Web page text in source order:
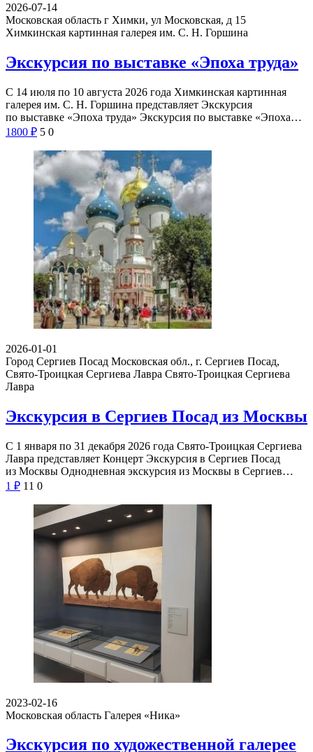
2026-07-14
Московская область г Химки, ул Московская, д 15
Химкинская картинная галерея им. С. Н. Горшина
Экскурсия по выставке «Эпоха труда»
С 14 июля по 10 августа 2026 года Химкинская картинная
галерея им. С. Н. Горшина представляет Экскурсия
по выставке «Эпоха труда» Экскурсия по выставке «Эпоха…
1800 ₽ 5 0
2026-01-01
Город Сергиев Посад Московская обл., г. Сергиев Посад,
Свято-Троицкая Сергиева Лавра Свято-Троицкая Сергиева
Лавра
Экскурсия в Сергиев Посад из Москвы
С 1 января по 31 декабря 2026 года Свято-Троицкая Сергиева
Лавра представляет Концерт Экскурсия в Сергиев Посад
из Москвы Однодневная экскурсия из Москвы в Сергиев…
1 ₽ 11 0
2023-02-16
Московская область Галерея «Ника»
Экскурсия по художественной галерее